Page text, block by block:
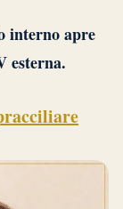
interno apre
esterna.